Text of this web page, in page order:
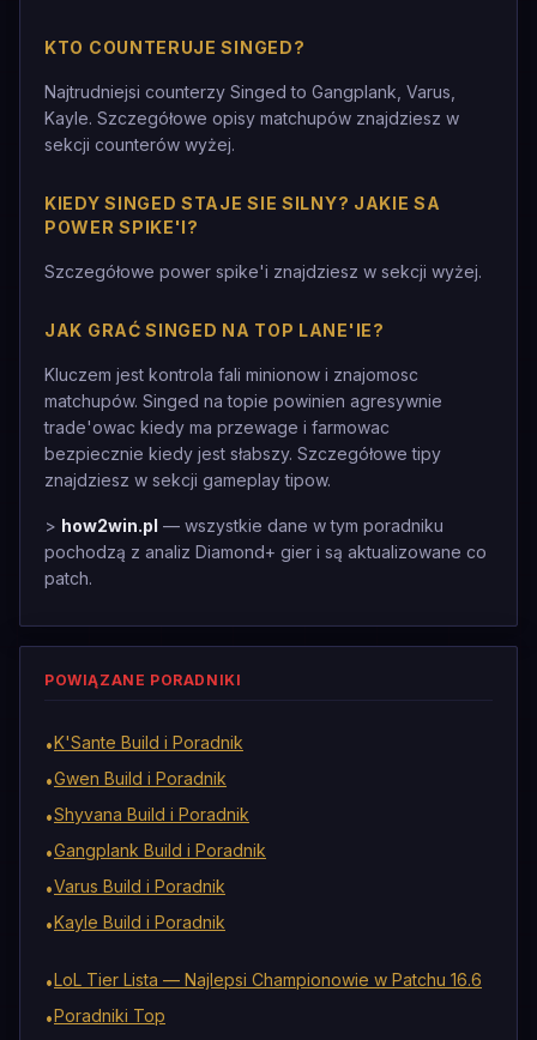
KTO COUNTERUJE SINGED?
Najtrudniejsi counterzy Singed to Gangplank, Varus,
Kayle. Szczegółowe opisy matchupów znajdziesz w
sekcji counterów wyżej.
KIEDY SINGED STAJE SIE SILNY? JAKIE SA
POWER SPIKE'I?
Szczegółowe power spike'i znajdziesz w sekcji wyżej.
JAK GRAĆ SINGED NA TOP LANE'IE?
Kluczem jest kontrola fali minionow i znajomosc
matchupów. Singed na topie powinien agresywnie
trade'owac kiedy ma przewage i farmowac
bezpiecznie kiedy jest słabszy. Szczegółowe tipy
znajdziesz w sekcji gameplay tipow.
> how2win.pl — wszystkie dane w tym poradniku
pochodzą z analiz Diamond+ gier i są aktualizowane co
patch.
POWIĄZANE PORADNIKI
•K'Sante Build i Poradnik
•Gwen Build i Poradnik
•Shyvana Build i Poradnik
•Gangplank Build i Poradnik
•Varus Build i Poradnik
•Kayle Build i Poradnik
•LoL Tier Lista — Najlepsi Championowie w Patchu 16.6
•Poradniki Top